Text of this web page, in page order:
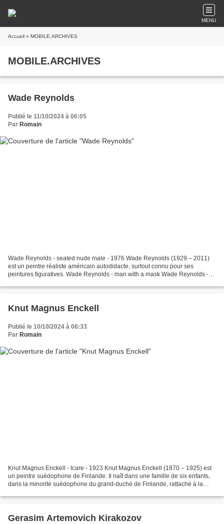
MENU
Accueil » MOBILE.ARCHIVES
MOBILE.ARCHIVES
Wade Reynolds
Publié le 11/10/2024 à 06:05
Par Romain
Wade Reynolds - seated nude male - 1976 Wade Reynolds (1929 – 2011)
est un peintre réaliste américain autodidacte, surtout connu pour ses
peintures figuratives. Wade Reynolds - man with a mask Wade Reynolds -
Knut Magnus Enckell
Publié le 10/10/2024 à 06:33
Par Romain
Knut Magnus Enckell - Icare - 1923 Knut Magnus Enckell (1870 – 1925) est
un peintre suédophone de Finlande. Il naît dans une famille de six enfants,
dans la minorité suédophone du grand-duché de Finlande, rattaché à la
Gerasim Artemovich Kirakozov